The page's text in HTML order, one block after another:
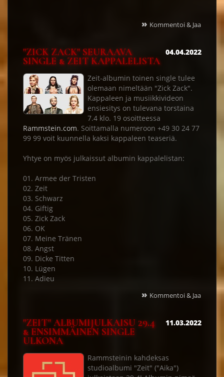
» Kommentoi & Jaa
"ZICK ZACK" SEURAAVA
SINGLE & ZEIT KAPPALELISTA
04.04.2022
Zeit-albumin toinen single tulee
olemaan nimeltään "Zick Zack".
Kappaleen ja musiikkivideon
ensiesitys on tulevana torstaina
7.4 klo. 19 osoitteessa
Rammstein.com. Soittamalla numeroon +49 30 24 77
99 99 voit kuunnella kaksi kappaleen teaseriä.
Yhtye on myös julkaissut albumin kappalelistan:
01. Armee der Tristen
02. Zeit
03. Schwarz
04. Giftig
05. Zick Zack
06. OK
07. Meine Tränen
08. Angst
09. Dicke Titten
10. Lügen
11. Adieu
» Kommentoi & Jaa
"ZEIT" ALBUMIJULKAISU 29.4
& ENSIMMÄINEN SINGLE
ULKONA
11.03.2022
Rammsteinin kahdeksas
studioalbumi "Zeit" ("Aika")